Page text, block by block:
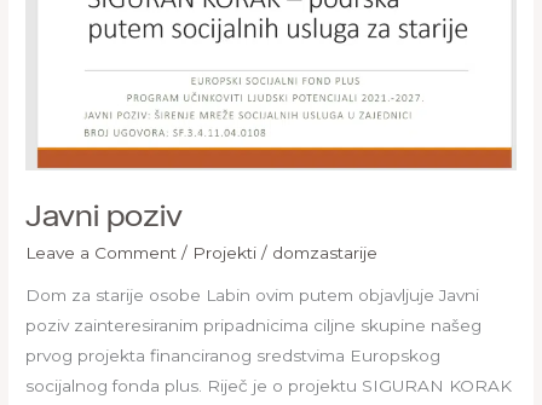
Javni poziv
Leave a Comment / Projekti / domzastarije
Dom za starije osobe Labin ovim putem objavljuje Javni
poziv zainteresiranim pripadnicima ciljne skupine našeg
prvog projekta financiranog sredstvima Europskog
socijalnog fonda plus. Riječ je o projektu SIGURAN KORAK